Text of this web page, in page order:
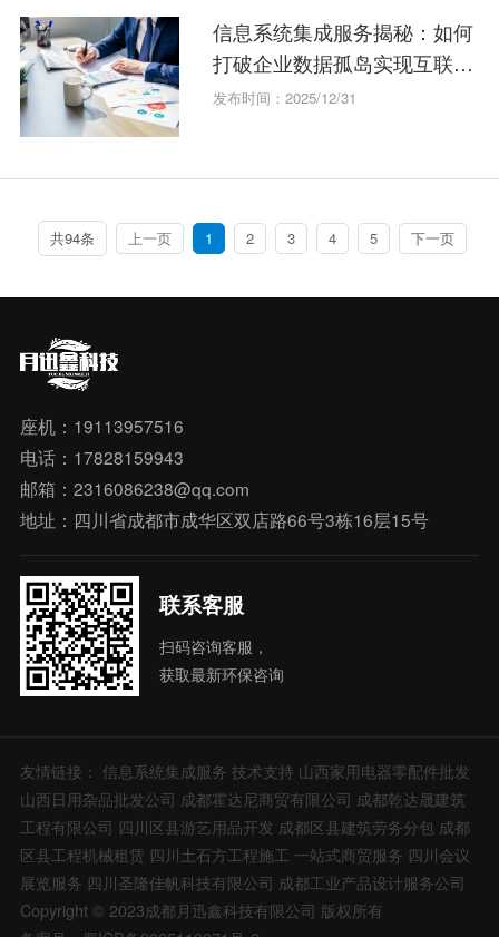
信息系统集成服务揭秘：如何
打破企业数据孤岛实现互联互
通？
发布时间：2025/12/31
共94条 上一页 1 2 3 4 5 下一页
座机：19113957516
电话：17828159943
邮箱：2316086238@qq.com
地址：四川省成都市成华区双店路66号3栋16层15号
联系客服
扫码咨询客服，
获取最新环保咨询
友情链接： 信息系统集成服务 技术支持 山西家用电器零配件批发
山西日用杂品批发公司 成都霍达尼商贸有限公司 成都乾达晟建筑
工程有限公司 四川区县游艺用品开发 成都区县建筑劳务分包 成都
区县工程机械租赁 四川土石方工程施工 一站式商贸服务 四川会议
展览服务 四川圣隆佳帆科技有限公司 成都工业产品设计服务公司
Copyright © 2023成都月迅鑫科技有限公司 版权所有